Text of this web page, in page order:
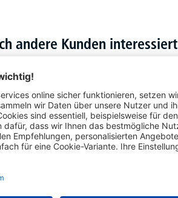
andere Kunden interessiert